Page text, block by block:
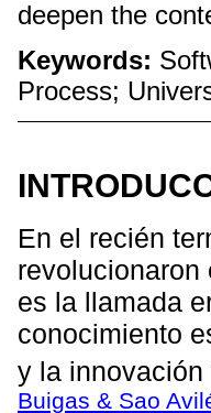
deepen the
Keywords:
Process;
En el recién
revolucionaron
es la llamada
conocimiento
y la
Buigas & Sao